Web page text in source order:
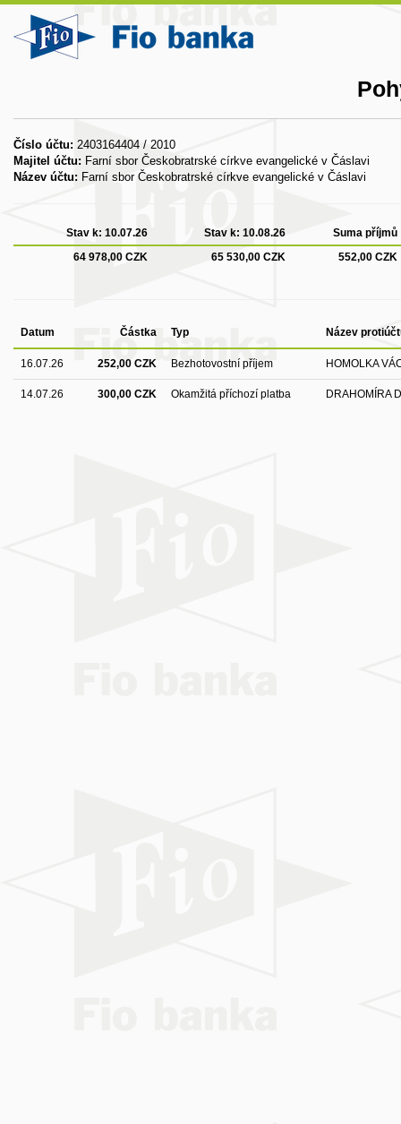
Číslo účtu: 2403164404 / 2010
Majitel účtu: Farní sbor Českobratrské církve evangelické v Čáslavi
Název účtu: Farní sbor Českobratrské církve evangelické v Čáslavi
Stav k: 10.07.26 Stav k: 10.08.26
Suma příjmů
64 978,00 CZK
65 530,00 CZK 552,00 CZK
Datum Částka Typ Název
16.07.26 252,00 CZK Bezhotovostní příjem HOMOLKA
14.07.26 300,00 CZK Okamžitá příchozí platba DRAHOMÍRA